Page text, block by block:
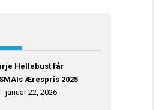
Hellebust får
Ærespris 2025
januar 22, 2026